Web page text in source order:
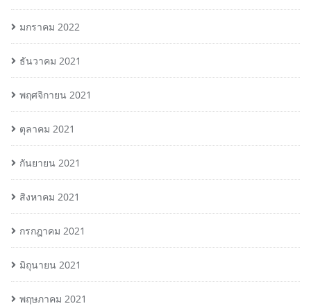
มกราคม 2022
ธันวาคม 2021
พฤศจิกายน 2021
ตุลาคม 2021
กันยายน 2021
สิงหาคม 2021
กรกฎาคม 2021
มิถุนายน 2021
พฤษภาคม 2021